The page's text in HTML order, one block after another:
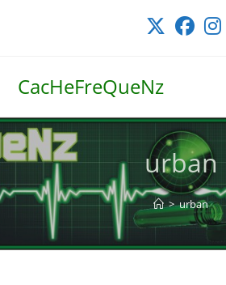
CacHeFreQueNz
urban
> urban